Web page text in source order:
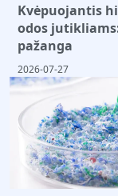
Kvėpuojantis
odos
pažanga
2026-07-27